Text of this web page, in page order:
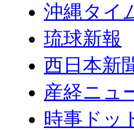
沖縄タイ
琉球新報
西日本新
産経ニュ
時事ドッ